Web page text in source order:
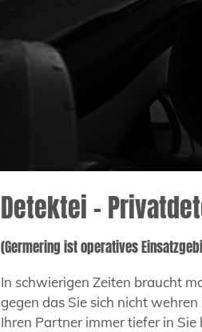
Detektei –
(Germering ist operatives
In schwierigen Zeiten braucht
gegen das Sie sich nicht
Ihren Partner immer tiefer in